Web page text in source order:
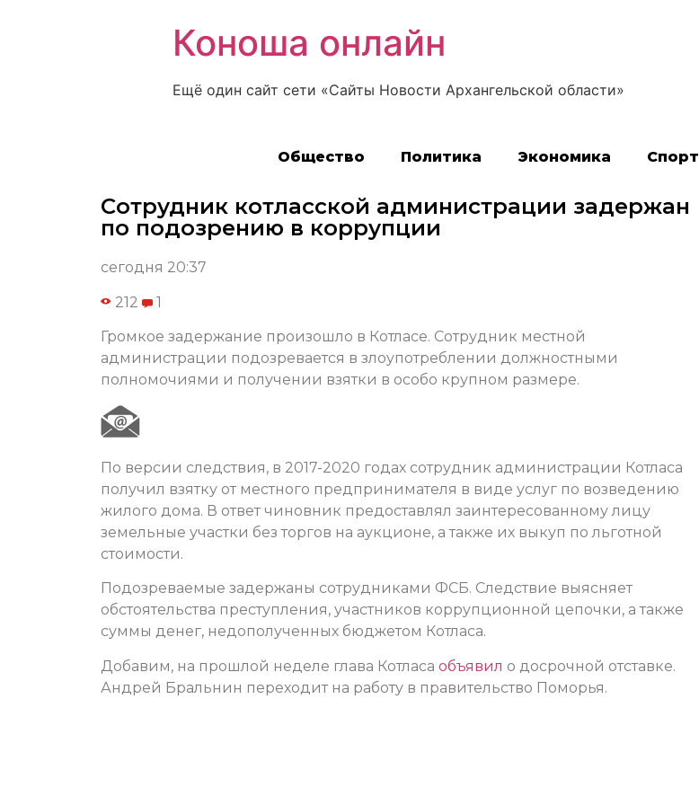
Коноша онлайн
Ещё один сайт сети «Сайты Новости Архангельской области»
Общество Политика Экономика Спорт
Сотрудник котласской администрации задержан
по подозрению в коррупции
сегодня 20:37
212 1
Громкое задержание произошло в Котласе. Сотрудник местной
администрации подозревается в злоупотреблении должностными
полномочиями и получении взятки в особо крупном размере.
По версии следствия, в 2017-2020 годах сотрудник администрации Котласа
получил взятку от местного предпринимателя в виде услуг по возведению
жилого дома. В ответ чиновник предоставлял заинтересованному лицу
земельные участки без торгов на аукционе, а также их выкуп по льготной
стоимости.
Подозреваемые задержаны сотрудниками ФСБ. Следствие выясняет
обстоятельства преступления, участников коррупционной цепочки, а также
суммы денег, недополученных бюджетом Котласа.
Добавим, на прошлой неделе глава Котласа объявил о досрочной отставке.
Андрей Бральнин переходит на работу в правительство Поморья.